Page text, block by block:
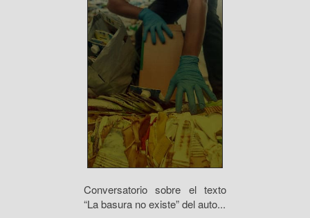
Conversatorio sobre el texto
“La basura no existe” del auto...